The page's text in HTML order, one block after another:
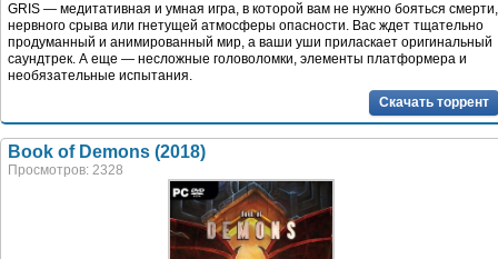
GRIS — медитативная и умная игра, в которой вам не нужно бояться смерти,
нервного срыва или гнетущей атмосферы опасности. Вас ждет тщательно
продуманный и анимированный мир, а ваши уши приласкает оригинальный
саундтрек. А еще — несложные головоломки, элементы платформера и
необязательные испытания.
Скачать торрент
Book of Demons (2018)
Просмотров: 2328